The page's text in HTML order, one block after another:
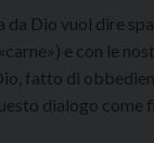
Dio vuol dire
e con le
fatto di
dialogo